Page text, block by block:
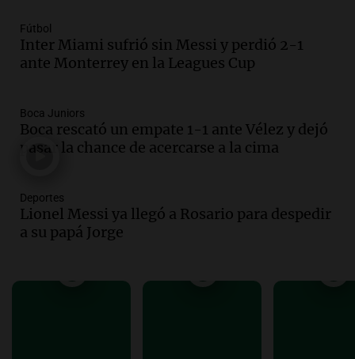
metros del río Suquía y retiraron hasta
800 kilos de basura por jornada
Una mañana para todos
Audio.
firmó Jorge Messi para el primer
contrato de Leo con Barcelona
Audio.Joan Gaspart: "Sin Jorge, no sé si
Messi hubiera llegado adonde llegó"
Fútbol
Inter Miami sufrió sin Messi y perdió 2-1
ante Monterrey en la Leagues Cup
Boca Juniors
Boca rescató un empate 1-1 ante Vélez y dejó
pasar la chance de acercarse a la cima
Deportes
Lionel Messi ya llegó a Rosario para despedir
a su papá Jorge